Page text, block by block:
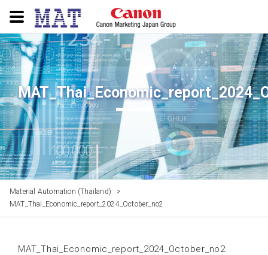
Material Automation (Thailand)
>
MAT_Thai_Economic_report_2024_October_no2
MAT_Thai_Economic_report_2024_October_no2